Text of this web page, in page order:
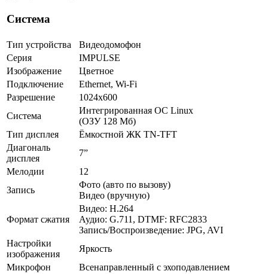
Система
Тип устройства
Видеодомофон
Серия
IMPULSE
Изображение
Цветное
Подключение
Ethernet, Wi-Fi
Разрешение
1024х600
Система
Интегрированная OC Linux
(ОЗУ 128 Мб)
Тип дисплея
Ёмкостной ЖК TN-TFT
Диагональ
дисплея
7”
Мелодии
12
Запись
Фото (авто по вызову)
Видео (вручную)
Формат сжатия
Видео: H.264
Аудио: G.711, DTMF: RFC2833
Запись/Воспроизведение: JPG, AVI
Настройки
изображения
Яркость
Микрофон
Всенаправленный с эхоподавлением